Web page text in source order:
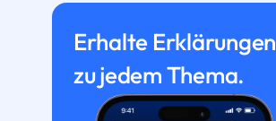
Erhalte Erklärungen
zu jedem Thema.